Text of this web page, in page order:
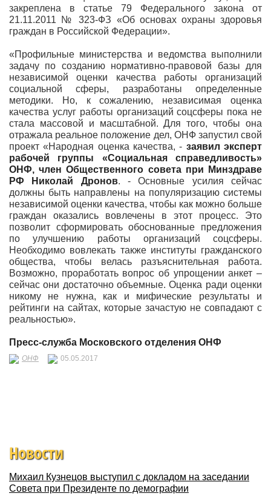
закреплена в статье 79 Федерального закона от
21.11.2011 № 323-ФЗ «Об основах охраны здоровья
граждан в Российской Федерации».
«Профильные министерства и ведомства выполнили
задачу по созданию нормативно-правовой базы для
независимой оценки качества работы организаций
социальной сферы, разработаны определенные
методики. Но, к сожалению, независимая оценка
качества услуг работы организаций соцсферы пока не
стала массовой и масштабной. Для того, чтобы она
отражала реальное положение дел, ОНФ запустил свой
проект «Народная оценка качества, - заявил эксперт
рабочей группы «Социальная справедливость»
ОНФ, член Общественного совета при Минздраве
РФ Николай Дронов. - Основные усилия сейчас
должны быть направлены на популяризацию системы
независимой оценки качества, чтобы как можно больше
граждан оказались вовлечены в этот процесс. Это
позволит сформировать обоснованные предложения
по улучшению работы организаций соцсферы.
Необходимо вовлекать также институты гражданского
общества, чтобы велась разъяснительная работа.
Возможно, проработать вопрос об упрощении анкет –
сейчас они достаточно объемные. Оценка ради оценки
никому не нужна, как и мифические результаты и
рейтинги на сайтах, которые зачастую не совпадают с
реальностью».
Пресс-служба Московского отделения ОНФ
ОНФ 05.05.2017
Новости
Михаил Кузнецов выступил с докладом на заседании
Совета при Президенте по демографии